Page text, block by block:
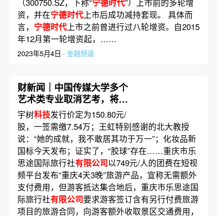
（300750.SZ，下称“宁德时代”）上市前的多轮增
资，并在宁德时代上市后成功减持套现。 具体而
言， 宁德时代上市之前曾进行过八轮增资。自2015
年12月第一轮增资起，……
2023年5月4日 · 金融频道
财新闻｜中国传媒大学多个
艺术类专业取消艺考，将依
据考生高考文化课成绩由高
到低依次录取
宇树科技发行价定为150.80元/
股，一签需缴7.54万；王虹特别感谢的北大教授
说：“她的成就，我不敢居其功于万一”；化妆品新
国标今天发布；证实了，“胶球”存在……重庆市乐
思途国际旅行社有限公司以749元/人的团费在短视
频平台发布“重庆4天3晚”旅游产品，宣称无需额外
支付费用，但游客抵达集合地后，重庆市乐思途国
际旅行社有限公司要求游客签订含有另行付费旅游
项目的旅游合同，向游客额外收取景区交通费用，